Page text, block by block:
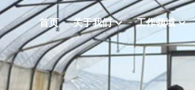
首页 关于我们 工作领域